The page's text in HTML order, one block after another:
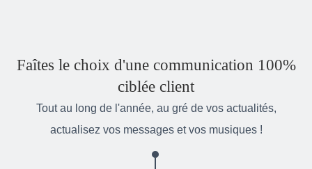
Faîtes le choix d'une communication 100%
ciblée client
Tout au long de l'année, au gré de vos actualités,
actualisez vos messages et vos musiques !